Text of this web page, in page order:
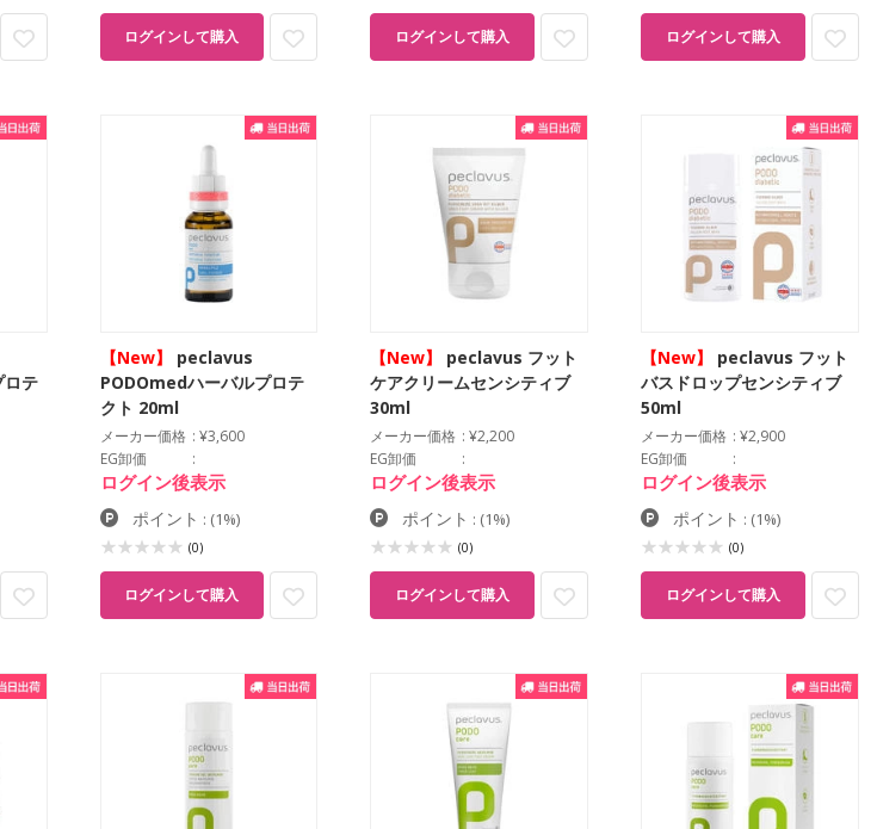
ログインして購入 ログインして購入 ログインして購入
テ
【New】
peclavus
PODOmedハーバルプロテ
クト 20ml
メーカー価格
¥3,600
EG卸価
ログイン後表示
ポイント : (1%)
(0)
ログインして購入
【New】
peclavus フット
ケアクリームセンシティブ
30ml
メーカー価格
¥2,200
EG卸価
ログイン後表示
ポイント : (1%)
(0)
ログインして購入
【New】
peclavus フット
バスドロップセンシティブ
50ml
メーカー価格
¥2,900
EG卸価
ログイン後表示
ポイント : (1%)
(0)
ログインして購入